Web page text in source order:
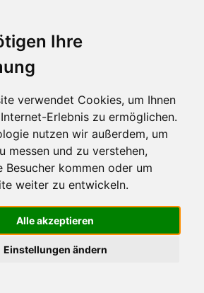
Ihre
verwendet Cookies, um Ihnen
Erlebnis zu ermöglichen.
nutzen wir außerdem, um
messen und zu verstehen,
Besucher kommen oder um
weiter zu entwickeln.
Alle akzeptieren
Einstellungen ändern